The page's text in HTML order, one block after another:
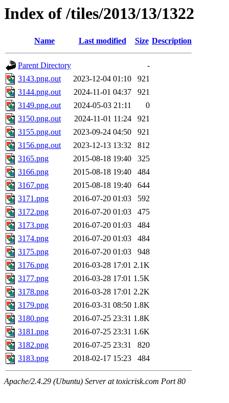
Index of /tiles/2013/13/1322
Name Last modified Size Description
Parent Directory
-
3143.png.out
2023-12-04 01:10
921
3144.png.out
2024-11-01 04:37
921
3149.png.out
2024-05-03 21:11
0
3150.png.out
2024-11-01 11:24
921
3155.png.out
2023-09-24 04:50
921
3156.png.out
2023-12-13 13:32
812
3165.png
2015-08-18 19:40
325
3166.png
2015-08-18 19:40
484
3167.png
2015-08-18 19:40
644
3171.png
2016-07-20 01:03
592
3172.png
2016-07-20 01:03
475
3173.png
2016-07-20 01:03
484
3174.png
2016-07-20 01:03
484
3175.png
2016-07-20 01:03
948
3176.png
2016-03-28 17:01 2.1K
3177.png
2016-03-28 17:01 1.5K
3178.png
2016-03-28 17:01 2.2K
3179.png
2016-03-31 08:50 1.8K
3180.png
2016-07-25 23:31 1.8K
3181.png
2016-07-25 23:31 1.6K
3182.png
2016-07-25 23:31
820
3183.png
2018-02-17 15:23 484
Apache/2.4.29 (Ubuntu) Server at toxicrisk.com Port 80